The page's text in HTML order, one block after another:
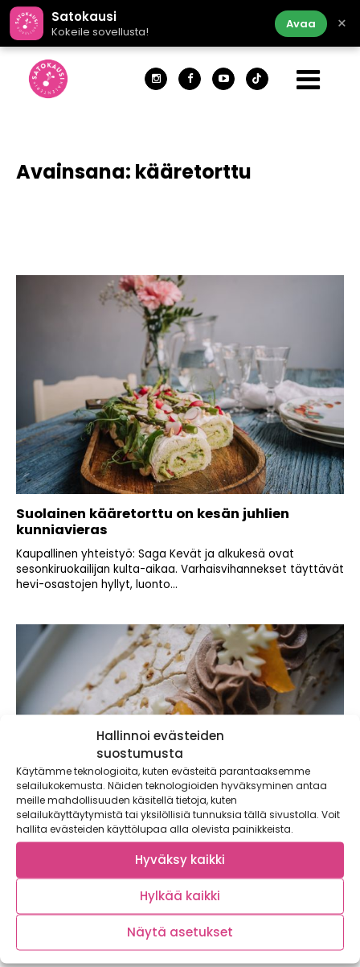
Hallinnoi evästeiden
suostumusta
Käytämme teknologioita, kuten evästeitä parantaaksemme
selailukokemusta. Näiden teknologioiden hyväksyminen antaa
meille mahdollisuuden käsitellä tietoja, kuten
selailukäyttäytymistä tai yksilöllisiä tunnuksia tällä sivustolla. Voit
hallita evästeiden käyttölupaa alla olevista painikkeista.
Hyväksy kaikki
Hylkää kaikki
Näytä asetukset
Satokausi
Kokeile sovellusta!
Avaa ×
Avainsana: kääretorttu
Suolainen kääretorttu on kesän juhlien
kunniavieras
Kaupallinen yhteistyö: Saga Kevät ja alkukesä ovat
sesonkiruokailijan kulta-aikaa. Varhaisvihannekset täyttävät
hevi-osastojen hyllyt, luonto...
Marenkikääretorttu klementiinihillokkeella
Britakakku on perinteisesti kesäinen herkku, mutta tämä
rullalle kääräisty marenkikakku sopii mainiosti joulun
aikaan!...